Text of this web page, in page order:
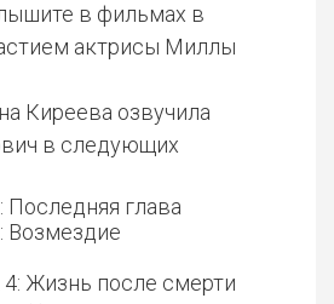
в фильмах в
актрисы Миллы
Киреева озвучила
в следующих
Последняя глава
Возмездие
4: Жизнь после смерти